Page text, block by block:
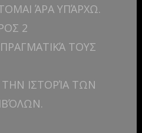
ΆΡΑ ΥΠΆΡΧΩ.
2
ΤΟΥΣ
ΙΣΤΟΡΊΑ ΤΩΝ